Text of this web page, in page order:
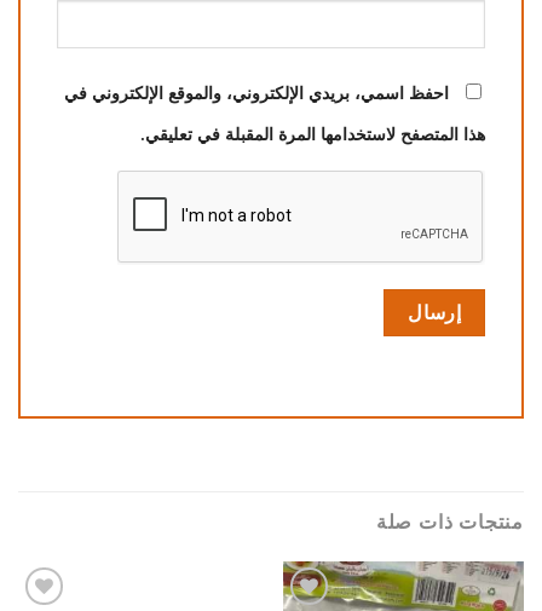
احفظ اسمي، بريدي الإلكتروني، والموقع الإلكتروني في
هذا المتصفح لاستخدامها المرة المقبلة في تعليقي.
منتجات ذات صلة